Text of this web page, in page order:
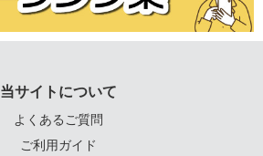
当サイトについて
よくあるご質問
ご利用ガイド